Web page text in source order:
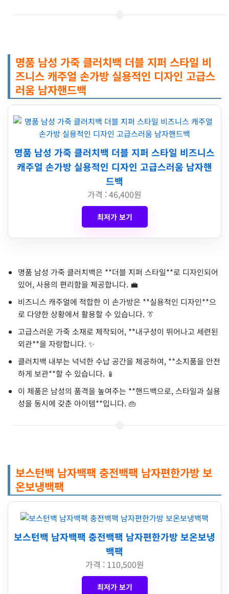
명품 남성 가죽 클러치백 더블 지퍼 스타일 비
즈니스 캐주얼 손가방 실용적인 디자인 고급스
러움 남자핸드백
명품 남성 가죽 클러치백 더블 지퍼 스타일 비즈니스
캐주얼 손가방 실용적인 디자인 고급스러움 남자핸
드백
가격 : 46,400원
최저가 보기
명품 남성 가죽 클러치백은 **더블 지퍼 스타일**로 디자인되어
있어, 사용의 편리함을 제공합니다. 💼
비즈니스 캐주얼에 적합한 이 손가방은 **실용적인 디자인**으
로 다양한 상황에서 활용할 수 있습니다. 👔
고급스러운 가죽 소재로 제작되어, **내구성이 뛰어나고 세련된
외관**을 자랑합니다. ✨
클러치백 내부는 넉넉한 수납 공간을 제공하여, **소지품을 안전
하게 보관**할 수 있습니다. 📱
이 제품은 남성의 품격을 높여주는 **핸드백으로, 스타일과 실용
성을 동시에 갖춘 아이템**입니다. 👜
보스턴백 남자백팩 충전백팩 남자편한가방 보
온보냉백팩
보스턴백 남자백팩 충전백팩 남자편한가방 보온보냉
백팩
가격 : 110,500원
최저가 보기